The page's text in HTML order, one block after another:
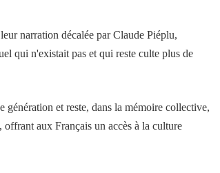
narration décalée par Claude Piéplu,
qui n'existait pas et qui reste culte plus de
et reste, dans la mémoire collective,
aux Français un accès à la culture